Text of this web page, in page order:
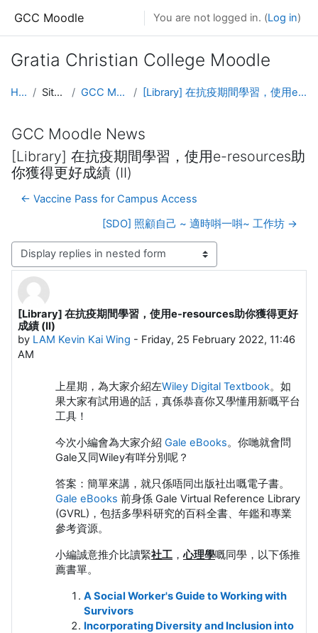
GCC Moodle You are not logged in. (Log in)
Gratia Christian College Moodle
Home Site pages GCC Moodle News [Library] 在抗疫期間學習，使用e-resources助你獲得更好成績 (II)
GCC Moodle News
[Library] 在抗疫期間學習，使用e-resources助
你獲得更好成績 (II)
← Vaccine Pass for Campus Access
[SDO] 照顧自己 ~ 適時唞一唞~ 工作坊 →
Display mode
[Library] 在抗疫期間學習，使用e-resources助你獲得更好
成績 (II)
by LAM Kevin Kai Wing - Friday, 25 February 2022, 11:46
AM
Number of replies: 0
上星期，為大家介紹左Wiley Digital Textbook。如
果大家有試用過的話，真係恭喜你又學懂用新嘅平台
工具！
今次小編會為大家介紹 Gale eBooks。你哋就會問
Gale又同Wiley有咩分別呢？
答案：簡單來講，就只係唔同出版社出嘅電子書。
Gale eBooks 前身係 Gale Virtual Reference Library
(GVRL)，包括多學科研究的百科全書、年鑑和專業
參考資源。
小編誠意推介比讀緊社工 ，心理學嘅同學，以下係推
薦書單。
A Social Worker's Guide to Working with
Survivors
Incorporating Diversity and Inclusion into